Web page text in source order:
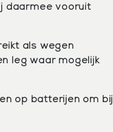
daarmee vooruit
als wegen
leg waar mogelijk
op batterijen om bij